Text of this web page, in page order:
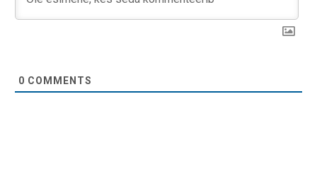
0 COMMENTS